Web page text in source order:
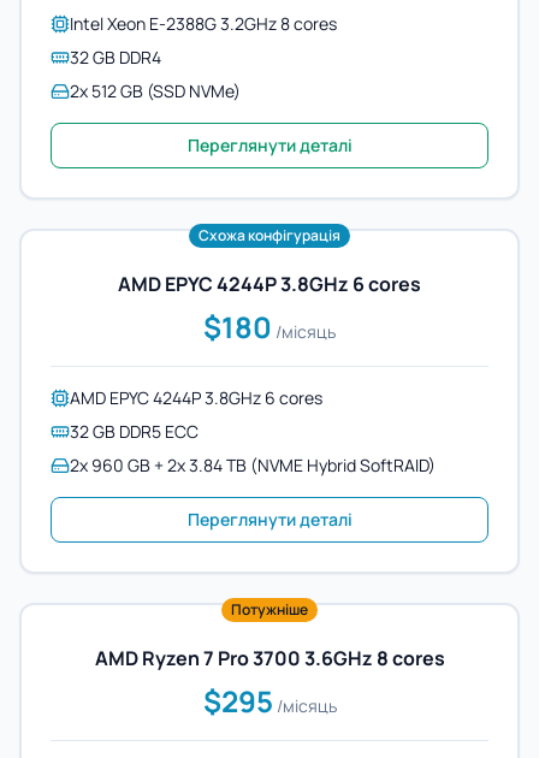
Intel Xeon E-2388G 3.2GHz 8 cores
32 GB DDR4
2x 512 GB (SSD NVMe)
Переглянути деталі
Схожа конфігурація
AMD EPYC 4244P 3.8GHz 6 cores
$180 /місяць
AMD EPYC 4244P 3.8GHz 6 cores
32 GB DDR5 ECC
2x 960 GB + 2x 3.84 TB (NVME Hybrid SoftRAID)
Переглянути деталі
Потужніше
AMD Ryzen 7 Pro 3700 3.6GHz 8 cores
$295 /місяць